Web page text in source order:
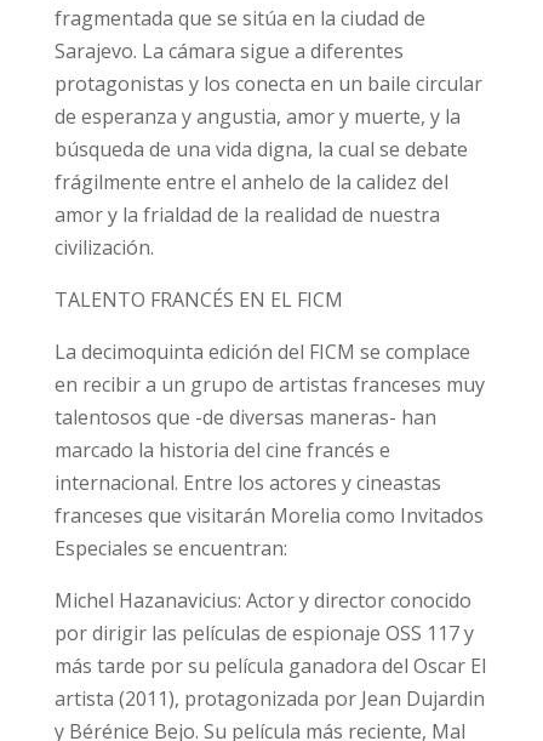
fragmentada que se sitúa en la ciudad de
Sarajevo. La cámara sigue a diferentes
protagonistas y los conecta en un baile circular
de esperanza y angustia, amor y muerte, y la
búsqueda de una vida digna, la cual se debate
frágilmente entre el anhelo de la calidez del
amor y la frialdad de la realidad de nuestra
civilización.
TALENTO FRANCÉS EN EL FICM
La decimoquinta edición del FICM se complace
en recibir a un grupo de artistas franceses muy
talentosos que -de diversas maneras- han
marcado la historia del cine francés e
internacional. Entre los actores y cineastas
franceses que visitarán Morelia como Invitados
Especiales se encuentran:
Michel Hazanavicius: Actor y director conocido
por dirigir las películas de espionaje OSS 117 y
más tarde por su película ganadora del Oscar El
artista (2011), protagonizada por Jean Dujardin
y Bérénice Bejo. Su película más reciente, Mal